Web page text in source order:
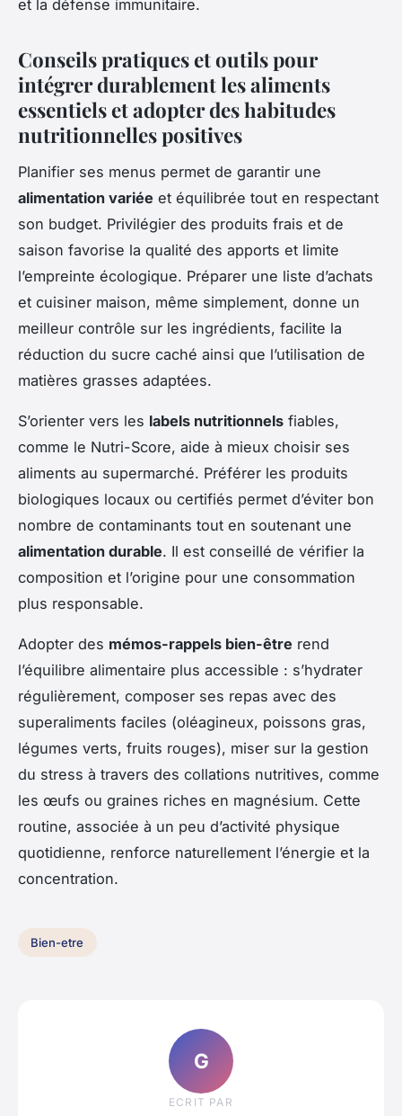
et la défense immunitaire.
Conseils pratiques et outils pour
intégrer durablement les aliments
essentiels et adopter des habitudes
nutritionnelles positives
Planifier ses menus permet de garantir une
alimentation variée et équilibrée tout en respectant
son budget. Privilégier des produits frais et de
saison favorise la qualité des apports et limite
l’empreinte écologique. Préparer une liste d’achats
et cuisiner maison, même simplement, donne un
meilleur contrôle sur les ingrédients, facilite la
réduction du sucre caché ainsi que l’utilisation de
matières grasses adaptées.
S’orienter vers les labels nutritionnels fiables,
comme le Nutri-Score, aide à mieux choisir ses
aliments au supermarché. Préférer les produits
biologiques locaux ou certifiés permet d’éviter bon
nombre de contaminants tout en soutenant une
alimentation durable. Il est conseillé de vérifier la
composition et l’origine pour une consommation
plus responsable.
Adopter des mémos-rappels bien-être rend
l’équilibre alimentaire plus accessible : s’hydrater
régulièrement, composer ses repas avec des
superaliments faciles (oléagineux, poissons gras,
légumes verts, fruits rouges), miser sur la gestion
du stress à travers des collations nutritives, comme
les œufs ou graines riches en magnésium. Cette
routine, associée à un peu d’activité physique
quotidienne, renforce naturellement l’énergie et la
concentration.
Bien-etre
G
ECRIT PAR